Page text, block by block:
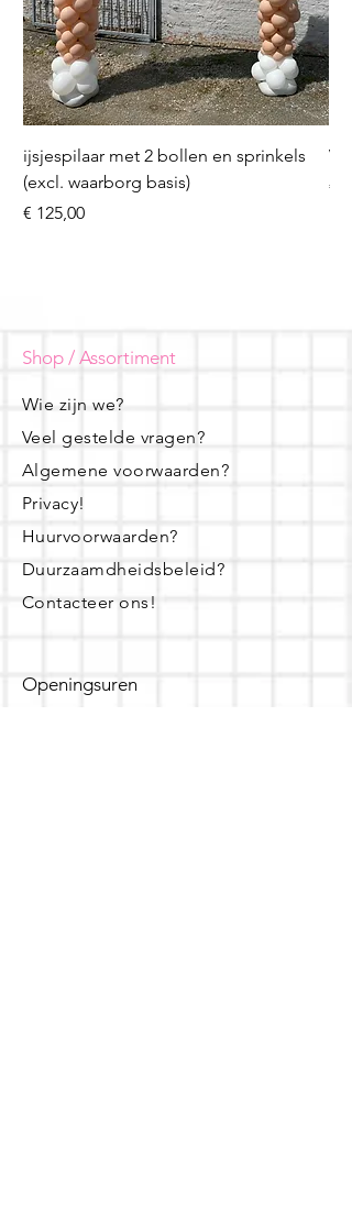
ijsjespilaar met 2 bollen en sprinkels
(excl. waarborg basis)
Prijs
€ 125,00
Prijs
€
Shop / Assortiment
Wie zijn we?
Veel gestelde vragen?
Algemene voorwaarden?
Privacy!
Huurvoorwaarden?
Duurzaamdheidsbeleid?
Contacteer ons!
Openingsuren